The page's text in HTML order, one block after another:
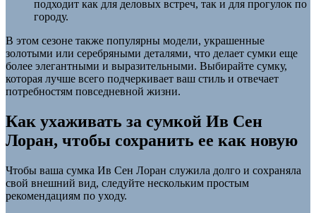
подходит как для деловых встреч, так и для прогулок по
городу.
В этом сезоне также популярны модели, украшенные
золотыми или серебряными деталями, что делает сумки еще
более элегантными и выразительными. Выбирайте сумку,
которая лучше всего подчеркивает ваш стиль и отвечает
потребностям повседневной жизни.
Как ухаживать за сумкой Ив Сен
Лоран, чтобы сохранить ее как новую
Чтобы ваша сумка Ив Сен Лоран служила долго и сохраняла
свой внешний вид, следуйте нескольким простым
рекомендациям по уходу.